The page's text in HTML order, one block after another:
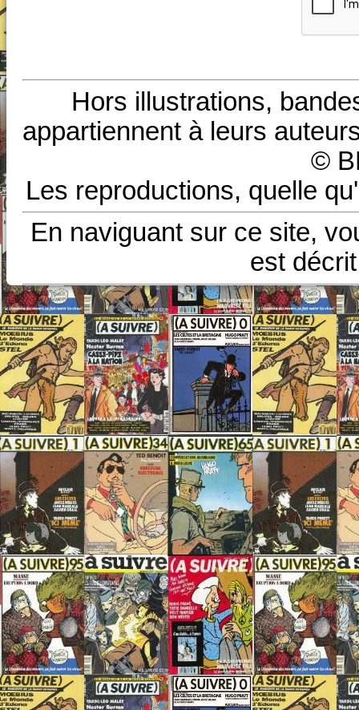
Hors illustrations,
appartiennent à leurs
©
Les reproductions, quelle
En naviguant sur ce site,
est